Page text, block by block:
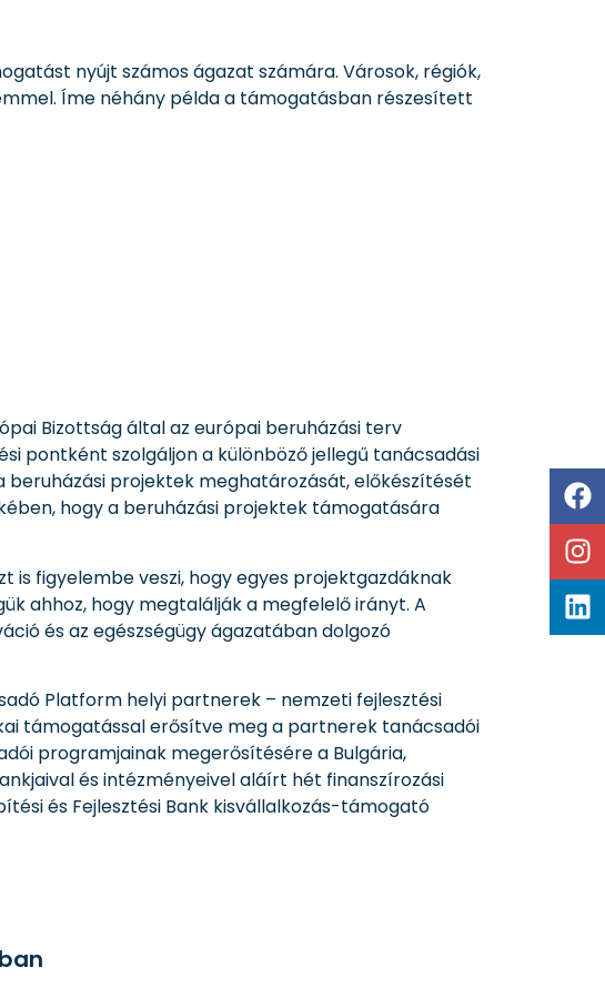
nyújt számos ágazat számára. Városok, régiók,
Íme néhány példa a támogatásban részesített
Bizottság által az európai beruházási terv
pontként szolgáljon a különböző jellegű tanácsadási
beruházási projektek meghatározását, előkészítését
hogy a beruházási projektek támogatására
is figyelembe veszi, hogy egyes projektgazdáknak
ahhoz, hogy megtalálják a megfelelő irányt. A
és az egészségügy ágazatában dolgozó
Platform helyi partnerek – nemzeti fejlesztési
támogatással erősítve meg a partnerek tanácsadói
programjainak megerősítésére a Bulgária,
és intézményeivel aláírt hét finanszírozási
és Fejlesztési Bank kisvállalkozás-támogató